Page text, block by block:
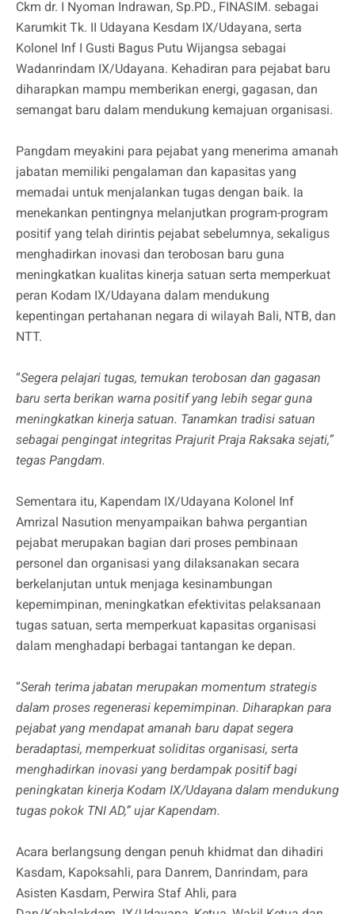
Ckm dr. I Nyoman Indrawan, Sp.PD., FINASIM. sebagai
Karumkit Tk. II Udayana Kesdam IX/Udayana, serta
Kolonel Inf I Gusti Bagus Putu Wijangsa sebagai
Wadanrindam IX/Udayana. Kehadiran para pejabat baru
diharapkan mampu memberikan energi, gagasan, dan
semangat baru dalam mendukung kemajuan organisasi.
Pangdam meyakini para pejabat yang menerima amanah
jabatan memiliki pengalaman dan kapasitas yang
memadai untuk menjalankan tugas dengan baik. Ia
menekankan pentingnya melanjutkan program-program
positif yang telah dirintis pejabat sebelumnya, sekaligus
menghadirkan inovasi dan terobosan baru guna
meningkatkan kualitas kinerja satuan serta memperkuat
peran Kodam IX/Udayana dalam mendukung
kepentingan pertahanan negara di wilayah Bali, NTB, dan
NTT.
“Segera pelajari tugas, temukan terobosan dan gagasan
baru serta berikan warna positif yang lebih segar guna
meningkatkan kinerja satuan. Tanamkan tradisi satuan
sebagai pengingat integritas Prajurit Praja Raksaka sejati,”
tegas Pangdam.
Sementara itu, Kapendam IX/Udayana Kolonel Inf
Amrizal Nasution menyampaikan bahwa pergantian
pejabat merupakan bagian dari proses pembinaan
personel dan organisasi yang dilaksanakan secara
berkelanjutan untuk menjaga kesinambungan
kepemimpinan, meningkatkan efektivitas pelaksanaan
tugas satuan, serta memperkuat kapasitas organisasi
dalam menghadapi berbagai tantangan ke depan.
“Serah terima jabatan merupakan momentum strategis
dalam proses regenerasi kepemimpinan. Diharapkan para
pejabat yang mendapat amanah baru dapat segera
beradaptasi, memperkuat soliditas organisasi, serta
menghadirkan inovasi yang berdampak positif bagi
peningkatan kinerja Kodam IX/Udayana dalam mendukung
tugas pokok TNI AD,” ujar Kapendam.
Acara berlangsung dengan penuh khidmat dan dihadiri
Kasdam, Kapoksahli, para Danrem, Danrindam, para
Asisten Kasdam, Perwira Staf Ahli, para